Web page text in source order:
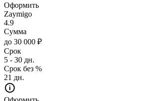
Оформить
Zaymigo
4.9
Сумма
до 30 000 ₽
Срок
5 - 30 дн.
Срок без %
21 дн.